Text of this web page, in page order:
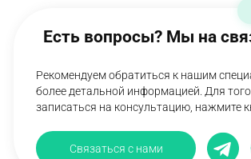
Есть вопросы? Мы на
Рекомендуем обратиться к нашим
более детальной информацией. Для
записаться на консультацию, нажмите
Связаться с нами